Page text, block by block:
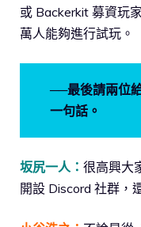
或 Backerkit 募資玩
萬人能夠進行試玩。
──最後請兩位
一句話。
坂尻一人： 很高興大
開設 Discord 社群，